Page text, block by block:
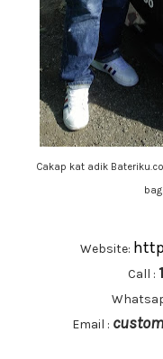
Cakap kat adik
Website:
Call :
Email :